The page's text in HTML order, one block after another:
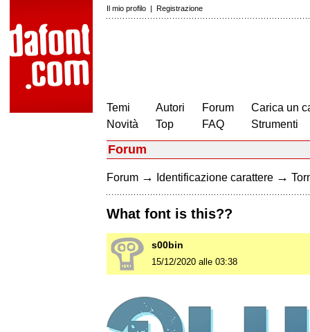
Il mio profilo | Registrazione
Temi
Novità
Autori
Top
Forum
FAQ
Carica un
Strumenti
Forum
Forum → Identificazione carattere →
What font is this??
s00bin
15/12/2020 alle 03:38